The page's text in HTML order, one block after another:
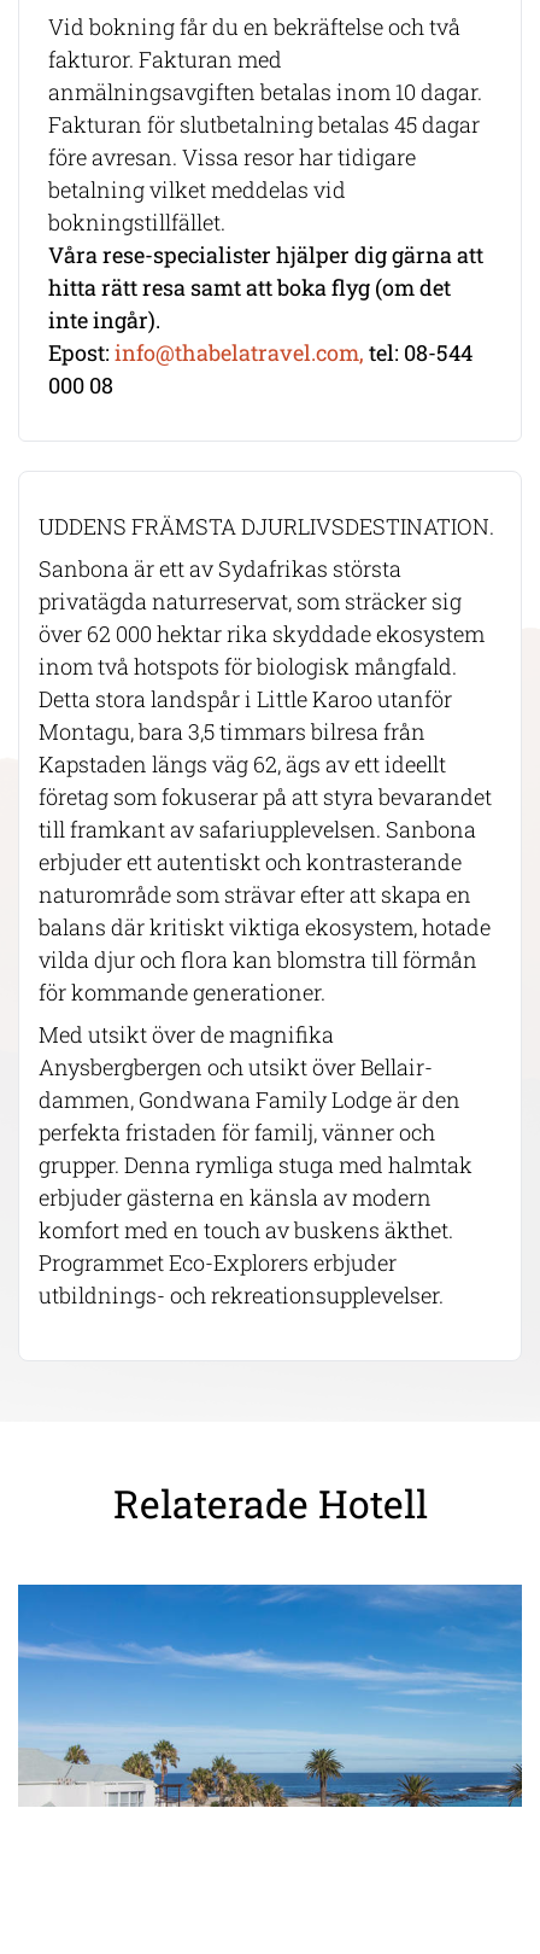
Vid bokning får du en bekräftelse och två
fakturor. Fakturan med
anmälningsavgiften betalas inom 10 dagar.
Fakturan för slutbetalning betalas 45 dagar
före avresan. Vissa resor har tidigare
betalning vilket meddelas vid
bokningstillfället.
Våra rese-specialister hjälper dig gärna att
hitta rätt resa samt att boka flyg (om det
inte ingår).
Epost: info@thabelatravel.com, tel: 08-544
000 08
UDDENS FRÄMSTA DJURLIVSDESTINATION.
Sanbona är ett av Sydafrikas största
privatägda naturreservat, som sträcker sig
över 62 000 hektar rika skyddade ekosystem
inom två hotspots för biologisk mångfald.
Detta stora landspår i Little Karoo utanför
Montagu, bara 3,5 timmars bilresa från
Kapstaden längs väg 62, ägs av ett ideellt
företag som fokuserar på att styra bevarandet
till framkant av safariupplevelsen. Sanbona
erbjuder ett autentiskt och kontrasterande
naturområde som strävar efter att skapa en
balans där kritiskt viktiga ekosystem, hotade
vilda djur och flora kan blomstra till förmån
för kommande generationer.
Med utsikt över de magnifika
Anysbergbergen och utsikt över Bellair-
dammen, Gondwana Family Lodge är den
perfekta fristaden för familj, vänner och
grupper. Denna rymliga stuga med halmtak
erbjuder gästerna en känsla av modern
komfort med en touch av buskens äkthet.
Programmet Eco-Explorers erbjuder
utbildnings- och rekreationsupplevelser.
Relaterade Hotell